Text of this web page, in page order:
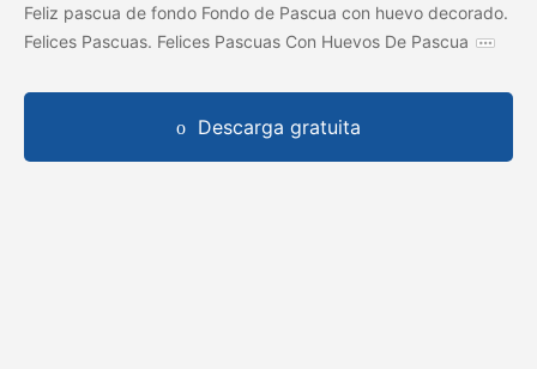
Feliz pascua de fondo Fondo de Pascua con huevo decorado.
Felices Pascuas. Felices Pascuas Con Huevos De Pascua
Descarga gratuita